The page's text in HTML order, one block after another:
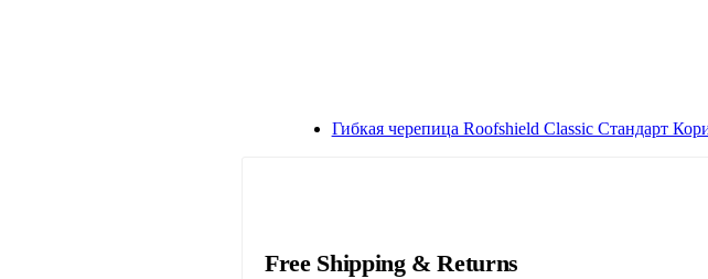
Гибкая черепица Roofshield Classic Стандарт
Free Shipping & Returns